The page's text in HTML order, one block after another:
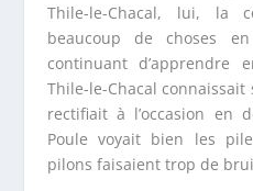
Thile-le-Chacal, lui, la
beaucoup de choses
continuant d’apprendre
Thile-le-Chacal
rectifiait à l’occasion en
Poule voyait bien les
pilons faisaient trop de